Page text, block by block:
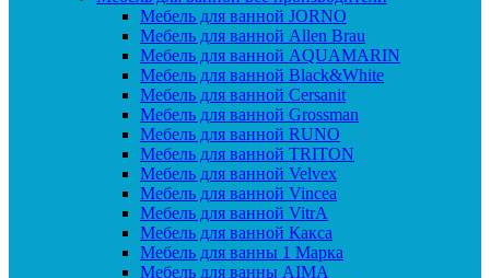
Мебель для ванной JORNO
Мебель для ванной Allen Brau
Мебель для ванной AQUAMARIN
Мебель для ванной Black&White
Мебель для ванной Cersanit
Мебель для ванной Grossman
Мебель для ванной RUNO
Мебель для ванной TRITON
Мебель для ванной Velvex
Мебель для ванной Vincea
Мебель для ванной VitrA
Мебель для ванной Какса
Мебель для ванны 1 Марка
Мебель для ванны AIMA